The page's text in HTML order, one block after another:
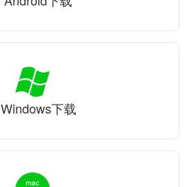
Windows下载